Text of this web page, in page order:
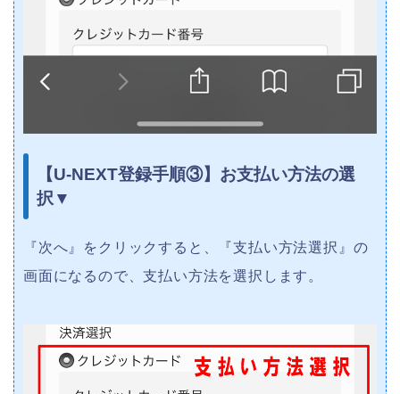
【U-NEXT登録手順③】お支払い方法の選
択▼
『次へ』をクリックすると、『支払い方法選択』の
画面になるので、支払い方法を選択します。